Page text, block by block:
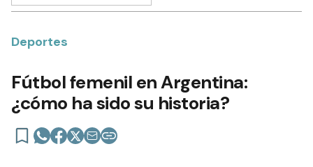
Deportes
Fútbol femenil en Argentina:
¿cómo ha sido su historia?